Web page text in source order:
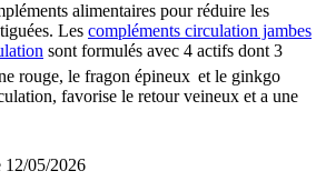
alimentaires pour réduire les
Les compléments circulation jambes
sont formulés avec 4 actifs dont 3
rouge, le fragon épineux et le ginkgo
favorise le retour veineux et a une
12/05/2026